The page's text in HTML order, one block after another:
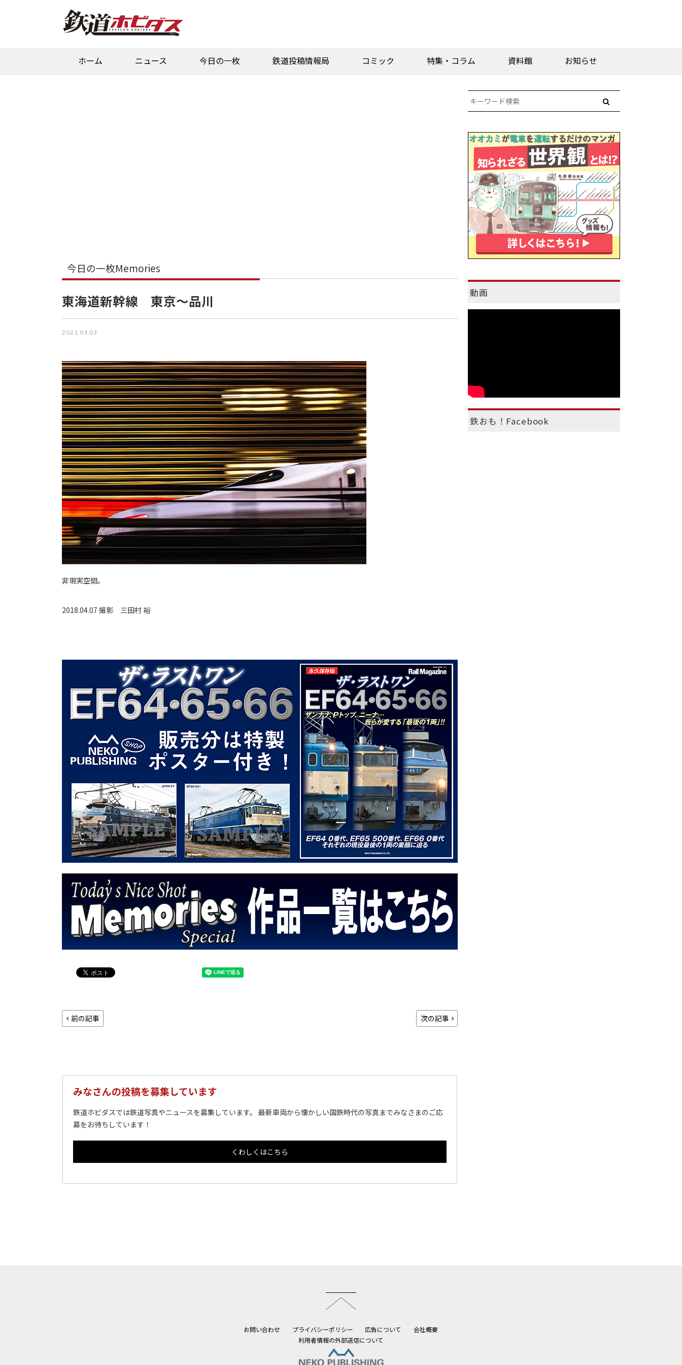
ホーム ニュース 今日の一枚 鉄道投稿情報局 コミック 特集・コラム 資料館 お知らせ
今日の一枚Memories
東海道新幹線 東京～品川
2021.03.03
非現実空間。
2018.04.07 撮影 三田村 裕
前の記事 次の記事
みなさんの投稿を募集しています
鉄道ホビダスでは鉄道写真やニュースを募集しています。 最新車両から懐かしい国鉄時代の写真までみなさまのご応
募をお待ちしています！
くわしくはこちら
動画
鉄おも！Facebook
お問い合わせ プライバシーポリシー 広告について
会社概要
利用者情報の外部送信について